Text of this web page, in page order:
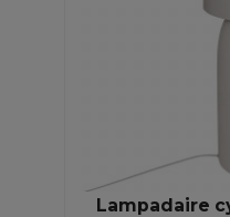
Lampadaire